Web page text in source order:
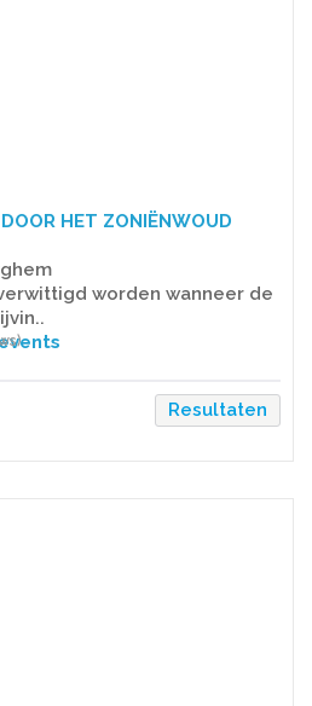
HET ZONIËNWOUD
worden wanneer de
Resultaten